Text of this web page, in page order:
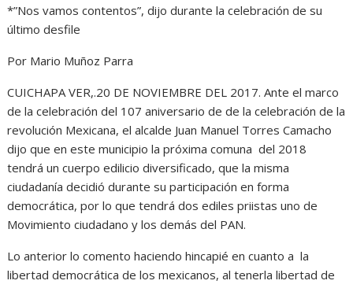
*”Nos vamos contentos”, dijo durante la celebración de su
último desfile
Por Mario Muñoz Parra
CUICHAPA VER,.20 DE NOVIEMBRE DEL 2017. Ante el marco
de la celebración del 107 aniversario de de la celebración de la
revolución Mexicana, el alcalde Juan Manuel Torres Camacho
dijo que en este municipio la próxima comuna del 2018
tendrá un cuerpo edilicio diversificado, que la misma
ciudadanía decidió durante su participación en forma
democrática, por lo que tendrá dos ediles priistas uno de
Movimiento ciudadano y los demás del PAN.
Lo anterior lo comento haciendo hincapié en cuanto a la
libertad democrática de los mexicanos, al tenerla libertad de